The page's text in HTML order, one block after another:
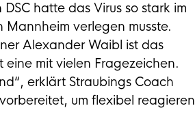
hatte das Virus so stark im
verlegen musste.
Alexander Waibl ist das
mit vielen Fragezeichen.
erklärt Straubings Coach
um flexibel reagieren